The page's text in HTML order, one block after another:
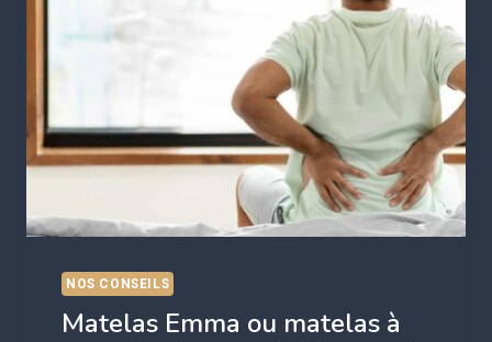
NOS CONSEILS
Matelas Emma ou matelas à